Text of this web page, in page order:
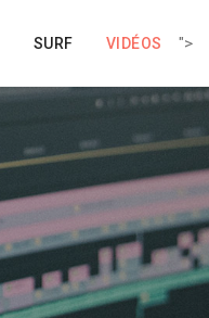
SURF VIDÉOS ">